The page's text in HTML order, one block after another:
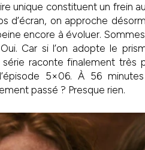
unique constituent un frein
d’écran, on approche
encore à évoluer.
Car si l’on adopte le
raconte finalement très
5×06. À 56
passé ? Presque rien.